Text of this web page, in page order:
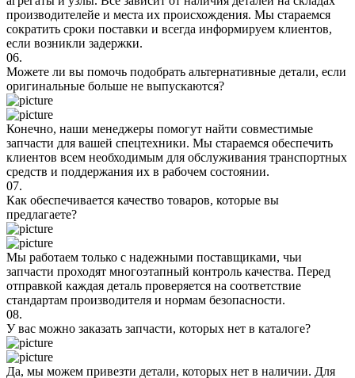
производителейе и места их происхождения. Мы стараемся
сократить сроки поставки и всегда информируем клиентов,
если возникли задержки.
06.
Можете ли вы помочь подобрать альтернативные детали, если
оригинальные больше не выпускаются?
Конечно, наши менеджеры помогут найти совместимые
запчасти для вашей спецтехники. Мы стараемся обеспечить
клиентов всем необходимым для обслуживания транспортных
средств и поддержания их в рабочем состоянии.
07.
Как обеспечивается качество товаров, которые вы
предлагаете?
Мы работаем только с надежными поставщиками, чьи
запчасти проходят многоэтапный контроль качества. Перед
отправкой каждая деталь проверяется на соответствие
стандартам производителя и нормам безопасности.
08.
У вас можно заказать запчасти, которых нет в каталоге?
Да, мы можем привезти детали, которых нет в наличии. Для